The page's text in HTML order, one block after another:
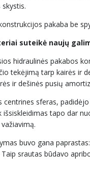
pakaba be
suteikė naujų
hidraulinės pakabos
tekėjimą tarp kairės ir
ir dešinės pusių
centrines sferas,
išsiskleidimas tapo dar
buvo gana
srautas būdavo